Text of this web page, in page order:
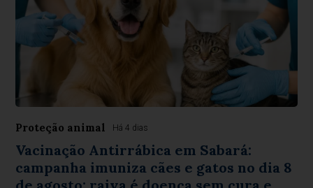
Proteção animal Há 4 dias
Vacinação Antirrábica em Sabará:
campanha imuniza cães e gatos no dia 8